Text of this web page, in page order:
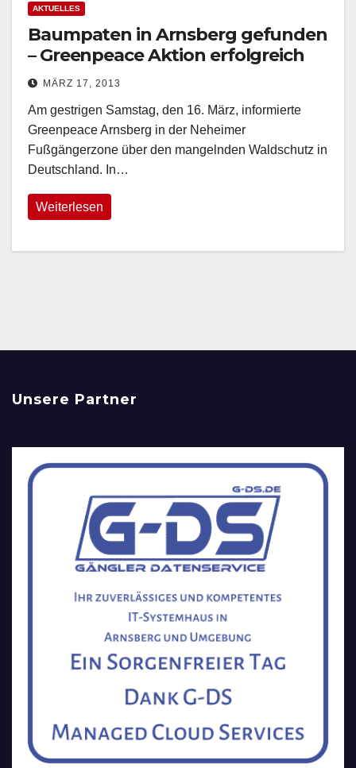
AKTUELLES
Baumpaten in Arnsberg gefunden
– Greenpeace Aktion erfolgreich
MÄRZ 17, 2013
Am gestrigen Samstag, den 16. März, informierte
Greenpeace Arnsberg in der Neheimer
Fußgängerzone über den mangelnden Waldschutz in
Deutschland. In…
Weiterlesen
Unsere Partner